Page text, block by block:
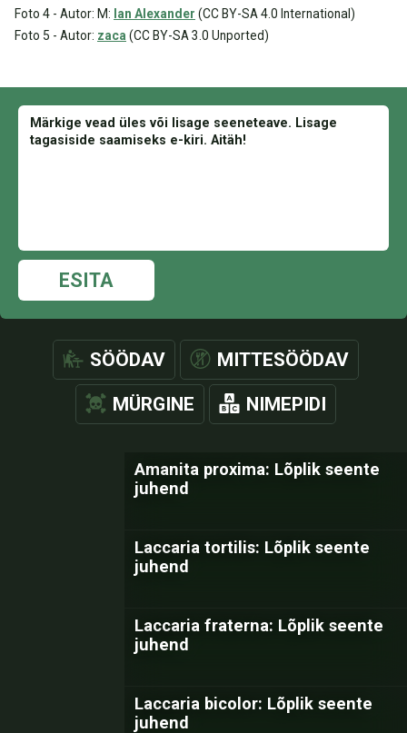
Foto 4 - Autor: M: Ian Alexander (CC BY-SA 4.0 International)
Foto 5 - Autor: zaca (CC BY-SA 3.0 Unported)
ESITA
SÖÖDAV MITTESÖÖDAV
MÜRGINE NIMEPIDI
Amanita proxima: Lõplik seente
juhend
Laccaria tortilis: Lõplik seente
juhend
Laccaria fraterna: Lõplik seente
juhend
Laccaria bicolor: Lõplik seente
juhend